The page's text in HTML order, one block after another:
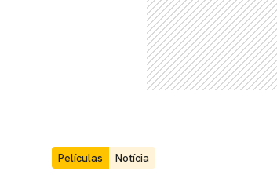
Películas Notícia